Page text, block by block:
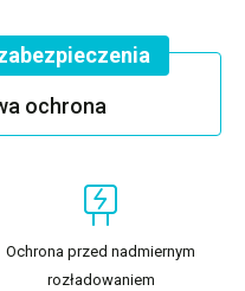
ochrona
Ochrona przed nadmiernym
rozładowaniem